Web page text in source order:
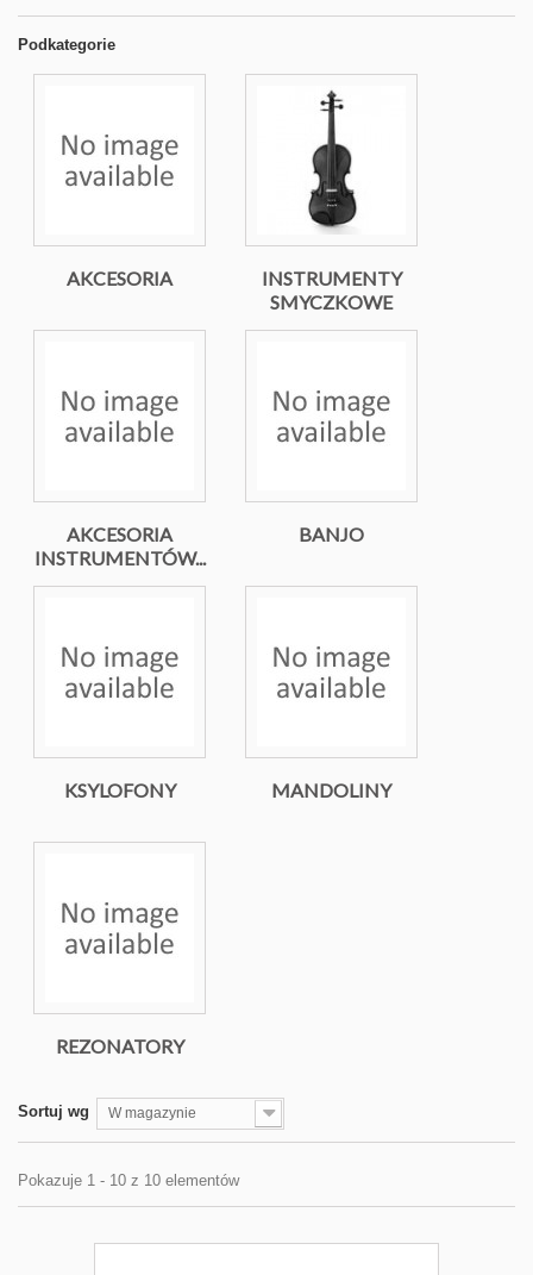
Podkategorie
AKCESORIA
INSTRUMENTY
SMYCZKOWE
AKCESORIA
INSTRUMENTÓW...
BANJO
KSYLOFONY MANDOLINY
REZONATORY
Sortuj wg W magazynie
Pokazuje 1 - 10 z 10 elementów